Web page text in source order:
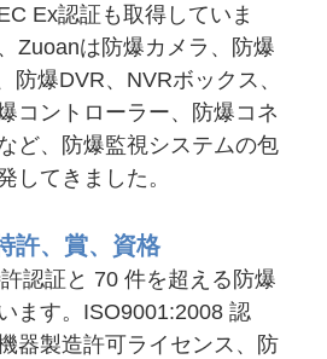
Ex認証も取得していま
Zuoanは防爆カメラ、防爆
防爆DVR、NVRボックス、
コントローラー、防爆コネ
ど、防爆監視システムの包
してきました。
許、賞、資格
認証と 70 件を超える防爆
ます。ISO9001:2008 認
器製造許可ライセンス、防